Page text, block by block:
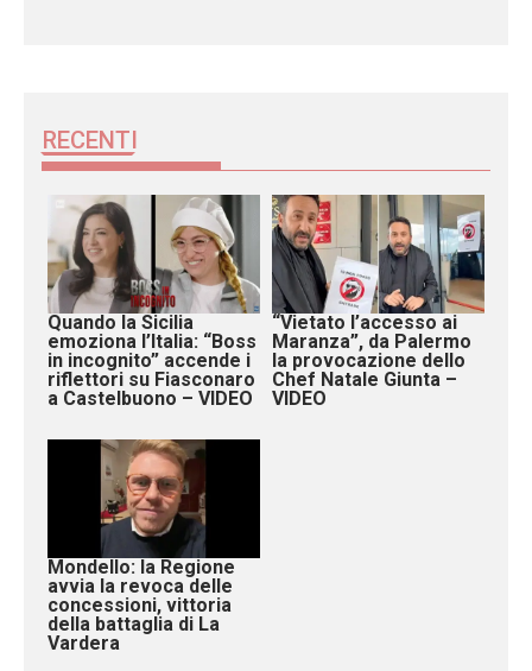
RECENTI
Quando la Sicilia
emoziona l’Italia: “Boss
in incognito” accende i
riflettori su Fiasconaro
a Castelbuono – VIDEO
“Vietato l’accesso ai
Maranza”, da Palermo
la provocazione dello
Chef Natale Giunta –
VIDEO
Mondello: la Regione
avvia la revoca delle
concessioni, vittoria
della battaglia di La
Vardera